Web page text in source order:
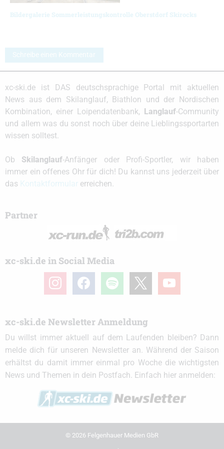
Bildergalerie Sommerleistungskontrolle Oberstdorf Skirocks
Schreibe einen Kommentar
xc-ski.de ist DAS deutschsprachige Portal mit aktuellen
News aus dem Skilanglauf, Biathlon und der Nordischen
Kombination, einer Loipendatenbank, Langlauf-Community
und allem was du sonst noch über deine Lieblingssportarten
wissen solltest.
Ob Skilanglauf-Anfänger oder Profi-Sportler, wir haben
immer ein offenes Ohr für dich! Du kannst uns jederzeit über
das
erreichen.
Partner
xc-ski.de in Social Media
instagramfacebook spotify youtube
xc-ski.de Newsletter Anmeldung
Du willst immer aktuell auf dem Laufenden bleiben? Dann
melde dich für unseren Newsletter an. Während der Saison
erhältst du damit immer einmal pro Woche die wichtigsten
News und Themen in dein Postfach. Einfach hier anmelden:
© 2026 Felgenhauer Medien GbR